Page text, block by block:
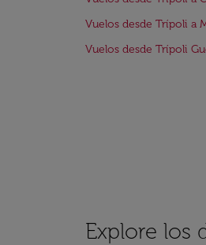
Vuelos desde Trípoli a
Vuelos desde Trípoli
Explore los